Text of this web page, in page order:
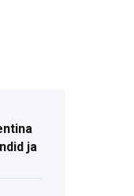
ja